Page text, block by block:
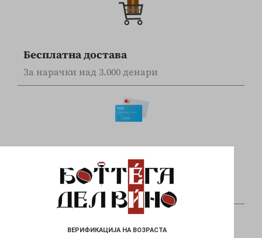
Бесплатна достава
За нарачки над 3.000 денари
Online наплата
Плаќајте сигурно и безбедно со вашите Visa
и Mastercard
ВЕРИФИКАЦИЈА НА ВОЗРАСТА